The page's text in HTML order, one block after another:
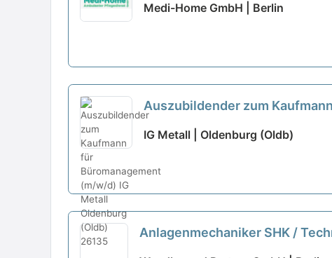
Medi-Home GmbH | Berlin
Auszubildender zum
IG Metall | Oldenburg (Oldb)
Anlagenmechaniker SHK /